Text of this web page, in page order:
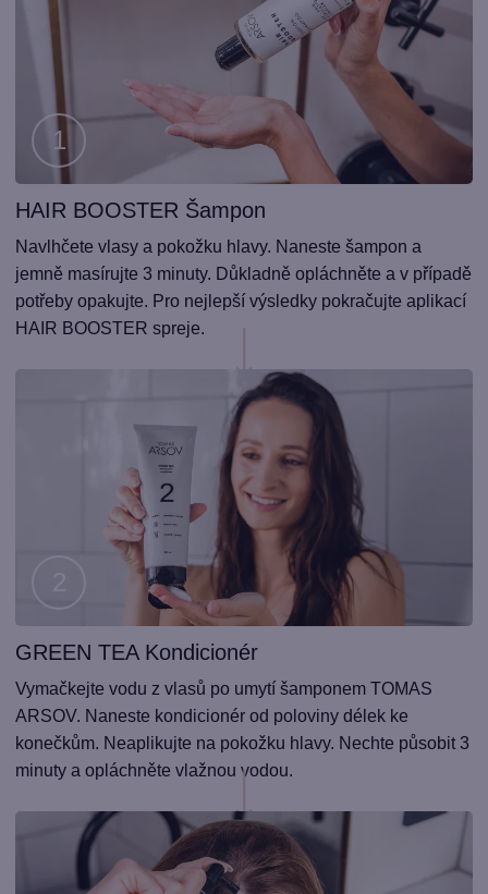
Krok
1
HAIR BOOSTER Šampon
Navlhčete vlasy a pokožku hlavy. Naneste šampon a
jemně masírujte 3 minuty. Důkladně opláchněte a v případě
potřeby opakujte. Pro nejlepší výsledky pokračujte aplikací
HAIR BOOSTER spreje.
Krok
1
GREEN TEA Kondicionér
Vymačkejte vodu z vlasů po umytí šamponem TOMAS
ARSOV. Naneste kondicionér od poloviny délek ke
konečkům. Neaplikujte na pokožku hlavy. Nechte působit 3
minuty a opláchněte vlažnou vodou.